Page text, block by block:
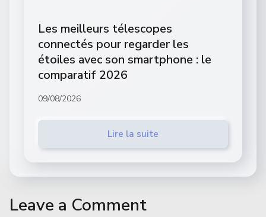
Les meilleurs télescopes
connectés pour regarder les
étoiles avec son smartphone : le
comparatif 2026
09/08/2026
Lire la suite
Leave a Comment